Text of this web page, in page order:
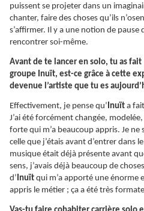
puissent se projeter dans un
chanter, faire des choses qu’ils
s’affirmer. Il y a une notion de pause
rencontrer soi-même.
Avant de te lancer en solo, tu as fait
groupe Inuït, est-ce grâce à cette
devenue l’artiste que tu es
Effectivement, je pense qu’Inuït a
J’ai été forcément changée,
forte qui m’a beaucoup appris. Je
celle que j’étais avant d’entrer dans
musique était déjà présente avant
sens, j’avais déjà beaucoup de
d’Inuït qui m’a apporté une énorme
appris le métier ; ça a été très